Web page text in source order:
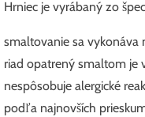
Hrniec je vyrábaný zo
smaltovanie sa vykonáva
riad opatrený smaltom je
nespôsobuje alergické
podľa najnovších